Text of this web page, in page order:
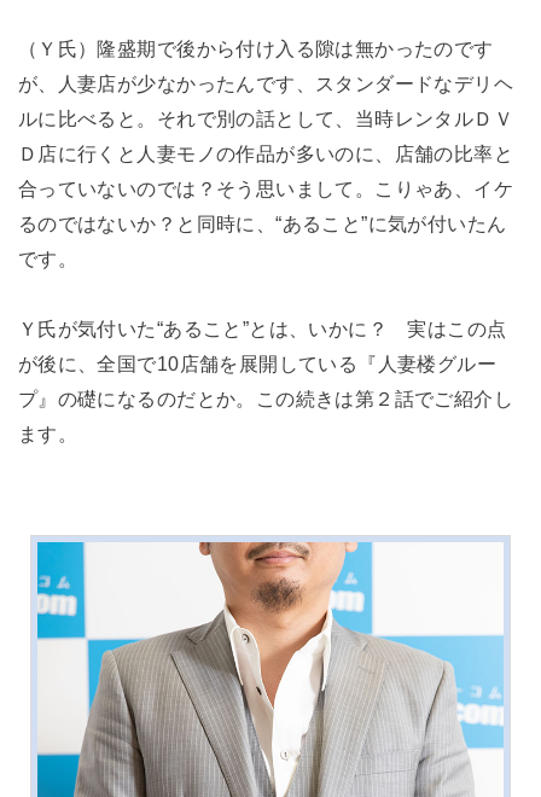
（Ｙ氏）隆盛期で後から付け入る隙は無かったのです
が、人妻店が少なかったんです、スタンダードなデリヘ
ルに比べると。それで別の話として、当時レンタルＤＶ
Ｄ店に行くと人妻モノの作品が多いのに、店舗の比率と
合っていないのでは？そう思いまして。こりゃあ、イケ
るのではないか？と同時に、“あること”に気が付いたん
です。
Ｙ氏が気付いた“あること”とは、いかに？ 実はこの点
が後に、全国で10店舗を展開している『人妻楼グルー
プ』の礎になるのだとか。この続きは第２話でご紹介し
ます。